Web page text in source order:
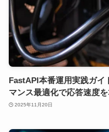
FastAPI本番運用実践ガ
マンス最適化で応答速度
2025年11月20日